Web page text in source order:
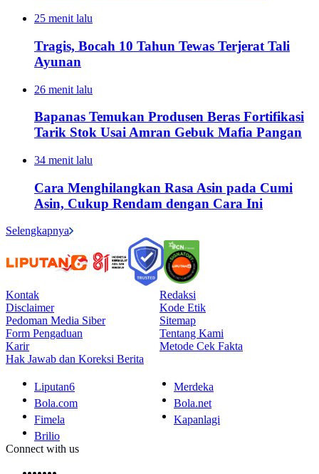
25 menit lalu
Tragis, Bocah 10 Tahun Tewas Terjerat Tali
Ayunan
26 menit lalu
Bapanas Temukan Produsen Beras Fortifikasi
Tarik Stok Usai Amran Gebuk Mafia Pangan
34 menit lalu
Cara Menghilangkan Rasa Asin pada Cumi
Asin, Cukup Rendam dengan Cara Ini
Selengkapnya
Kontak
Redaksi
Disclaimer
Kode Etik
Pedoman Media Siber
Sitemap
Form Pengaduan
Tentang Kami
Karir
Metode Cek Fakta
Hak Jawab dan Koreksi Berita
Liputan6
Merdeka
Bola.com
Bola.net
Fimela
Kapanlagi
Brilio
Connect with us